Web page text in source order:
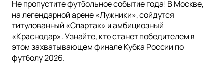
Не пропустите футбольное событие года! В Москве,
на легендарной арене «Лужники», сойдутся
титулованный «Спартак» и амбициозный
«Краснодар». Узнайте, кто станет победителем в
этом захватывающем финале Кубка России по
футболу 2026.